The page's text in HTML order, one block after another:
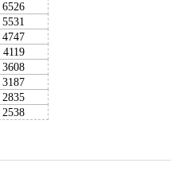
6526
5531
4747
4119
3608
3187
2835
2538